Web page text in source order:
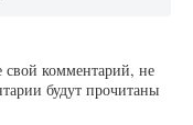
свой комментарий, не
будут прочитаны